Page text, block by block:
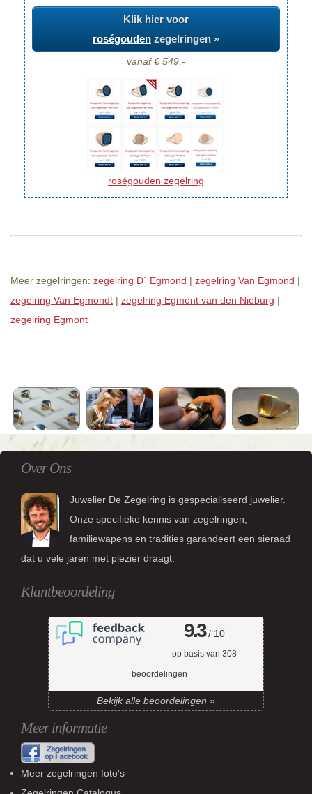
Klik hier voor
roségouden zegelringen »
vanaf € 549,-
roségouden zegelring
Meer zegelringen: zegelring D´ Egmond | zegelring Van Egmond |
zegelring Van Egmondt | zegelring Egmont van den Nieburg |
zegelring Egmont
Over Ons
Juwelier De Zegelring is gespecialiseerd juwelier.
Onze specifieke kennis van zegelringen,
familiewapens en tradities garandeert een sieraad
dat u vele jaren met plezier draagt.
Klantbeoordeling
9.3/ 10
op basis van 308
beoordelingen
Bekijk alle beoordelingen »
Meer informatie
Meer zegelringen foto's